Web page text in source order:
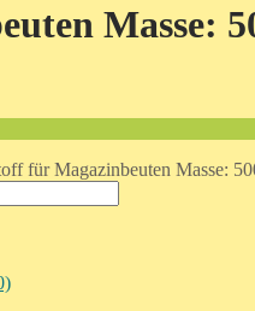
Masse:
für Magazinbeuten Masse: